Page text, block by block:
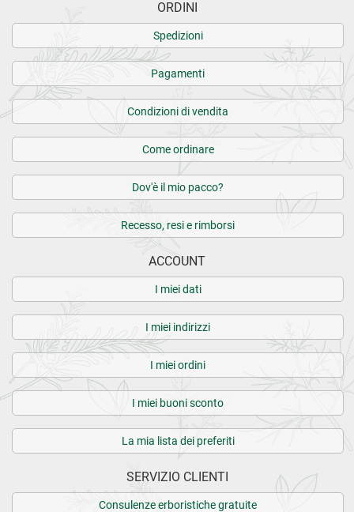
ORDINI
Spedizioni
Pagamenti
Condizioni di vendita
Come ordinare
Dov'è il mio pacco?
Recesso, resi e rimborsi
ACCOUNT
I miei dati
I miei indirizzi
I miei ordini
I miei buoni sconto
La mia lista dei preferiti
SERVIZIO CLIENTI
Consulenze erboristiche gratuite